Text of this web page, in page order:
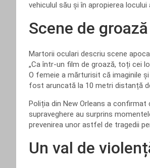
vehiculul său și în apropierea
Scene de
Martorii oculari descriu scene
„Ca într-un film de groază, toți cei
O femeie a mărturisit că imaginile
fost aruncată la 10 metri distanță
Poliția din New Orleans a
supraveghere au surprins
prevenirea unor astfel de tragedii
Un val de